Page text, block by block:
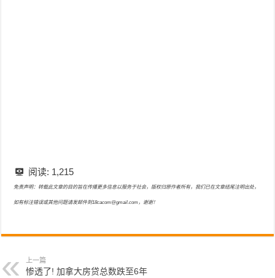
阅读: 1,215
免责声明：转载此文章的目的旨在传播更多信息以服务于社会，版权归原作者所有，我们已在文章结尾注明出处，
如有标注错误或其他问题请发邮件到18cacom@gmail.com，谢谢！
上一篇
惨透了! 加拿大房贷总数跌至6年